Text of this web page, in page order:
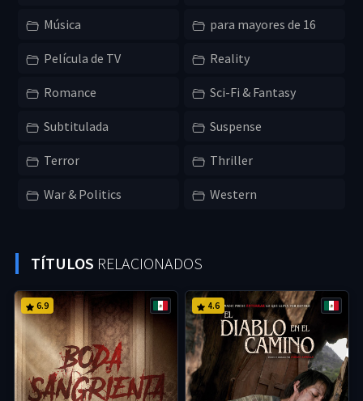
Música para mayores de 16
Película de TV Reality
Romance Sci-Fi & Fantasy
Subtitulada Suspense
Terror Thriller
War & Politics Western
TÍTULOS RELACIONADOS
6.9 4.6